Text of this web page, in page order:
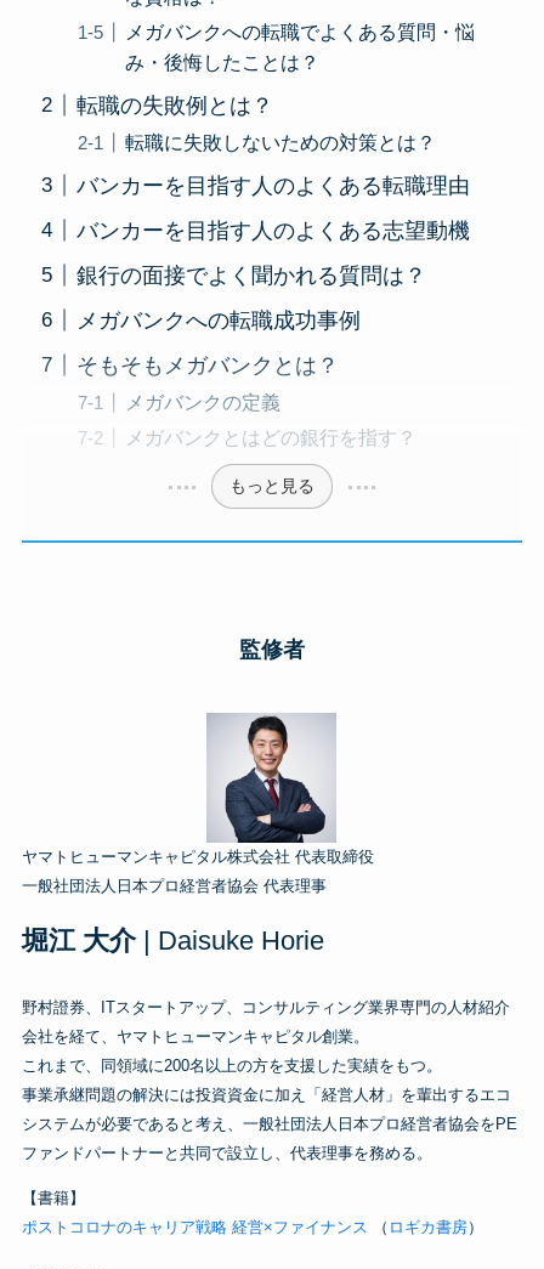
メガバンクへの転職でよくある質問・悩
み・後悔したことは？
転職の失敗例とは？
転職に失敗しないための対策とは？
バンカーを目指す人のよくある転職理由
バンカーを目指す人のよくある志望動機
銀行の面接でよく聞かれる質問は？
メガバンクへの転職成功事例
そもそもメガバンクとは？
メガバンクの定義
メガバンクとはどの銀行を指す？
もっと見る
監修者
ヤマトヒューマンキャピタル株式会社 代表取締役
一般社団法人日本プロ経営者協会 代表理事
堀江 大介| Daisuke Horie
野村證券、ITスタートアップ、コンサルティング業界専門の人材紹介
会社を経て、ヤマトヒューマンキャピタル創業。
これまで、同領域に200名以上の方を支援した実績をもつ。
事業承継問題の解決には投資資金に加え「経営人材」を輩出するエコ
システムが必要であると考え、一般社団法人日本プロ経営者協会をPE
ファンドパートナーと共同で設立し、代表理事を務める。
【書籍】
ポストコロナのキャリア戦略経営×ファイナンス （ ロギカ書房）